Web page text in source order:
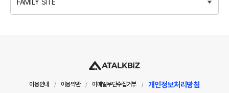
FAMILY SITE
이용안내 / 이용약관 / 이메일무단수집거부 / 개인정보처리방침